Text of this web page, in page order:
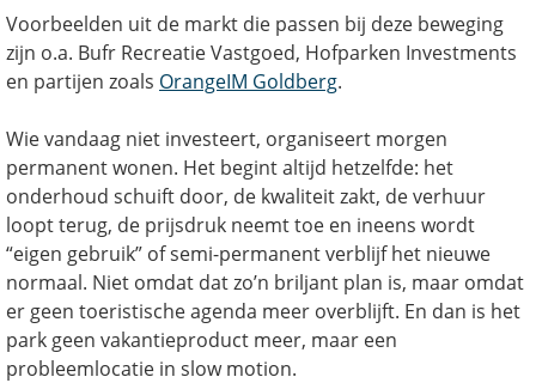
Voorbeelden uit de markt die passen bij deze beweging
zijn o.a. Bufr Recreatie Vastgoed, Hofparken Investments
en partijen zoals OrangeIM Goldberg.
Wie vandaag niet investeert, organiseert morgen
permanent wonen. Het begint altijd hetzelfde: het
onderhoud schuift door, de kwaliteit zakt, de verhuur
loopt terug, de prijsdruk neemt toe en ineens wordt
“eigen gebruik” of semi-permanent verblijf het nieuwe
normaal. Niet omdat dat zo’n briljant plan is, maar omdat
er geen toeristische agenda meer overblijft. En dan is het
park geen vakantieproduct meer, maar een
probleemlocatie in slow motion.